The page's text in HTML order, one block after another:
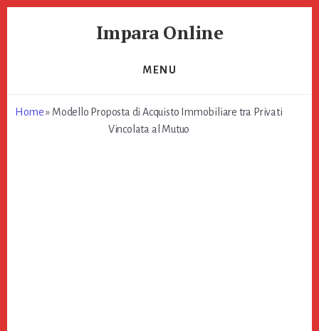
Impara Online
MENU
Home» Modello Proposta di Acquisto Immobiliare tra Privati
Vincolata al Mutuo